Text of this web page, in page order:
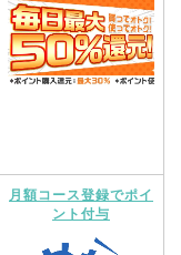
月額コース登録でポイ
ント付与